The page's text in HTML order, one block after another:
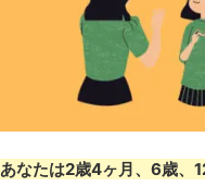
あなたは2歳4ヶ月、6歳、